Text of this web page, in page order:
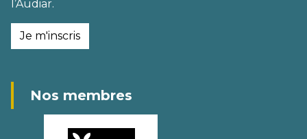
l’Audiar.
Je m'inscris
Nos membres